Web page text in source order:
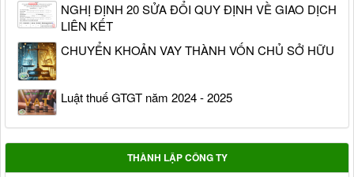
NGHỊ ĐỊNH 20 SỬA ĐỔI QUY ĐỊNH VỀ GIAO DỊCH
LIÊN KẾT
CHUYỂN KHOẢN VAY THÀNH VỐN CHỦ SỞ HỮU
Luật thuế GTGT năm 2024 - 2025
THÀNH LẬP CÔNG TY